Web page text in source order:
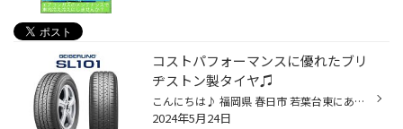
コストパフォーマンスに優れたブリ
ヂストン製タイヤ♫
こんにちは♪ 福岡県 春日市 若葉台東にありますタイヤ館春日店のWEBをご覧の皆様、いつもありがとうございます。 商品を買う際、高い商品から安価な商品。 機能性に優れた商品からシンプルで使いやすい商品。 高品質の商品から適度な品質の商品。 耐久性に優れた長く使える商品から簡易的に使い捨て...
2024年5月24日